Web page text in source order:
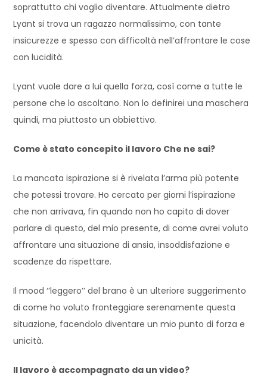
soprattutto chi voglio diventare. Attualmente dietro
Lyant si trova un ragazzo normalissimo, con tante
insicurezze e spesso con difficoltà nell’affrontare le cose
con lucidità.
Lyant vuole dare a lui quella forza, così come a tutte le
persone che lo ascoltano. Non lo definirei una maschera
quindi, ma piuttosto un obbiettivo.
Come è stato concepito il lavoro Che ne sai?
La mancata ispirazione si è rivelata l’arma più potente
che potessi trovare. Ho cercato per giorni l’ispirazione
che non arrivava, fin quando non ho capito di dover
parlare di questo, del mio presente, di come avrei voluto
affrontare una situazione di ansia, insoddisfazione e
scadenze da rispettare.
Il mood ‘’leggero’’ del brano è un ulteriore suggerimento
di come ho voluto fronteggiare serenamente questa
situazione, facendolo diventare un mio punto di forza e
unicità.
Il lavoro è accompagnato da un video?